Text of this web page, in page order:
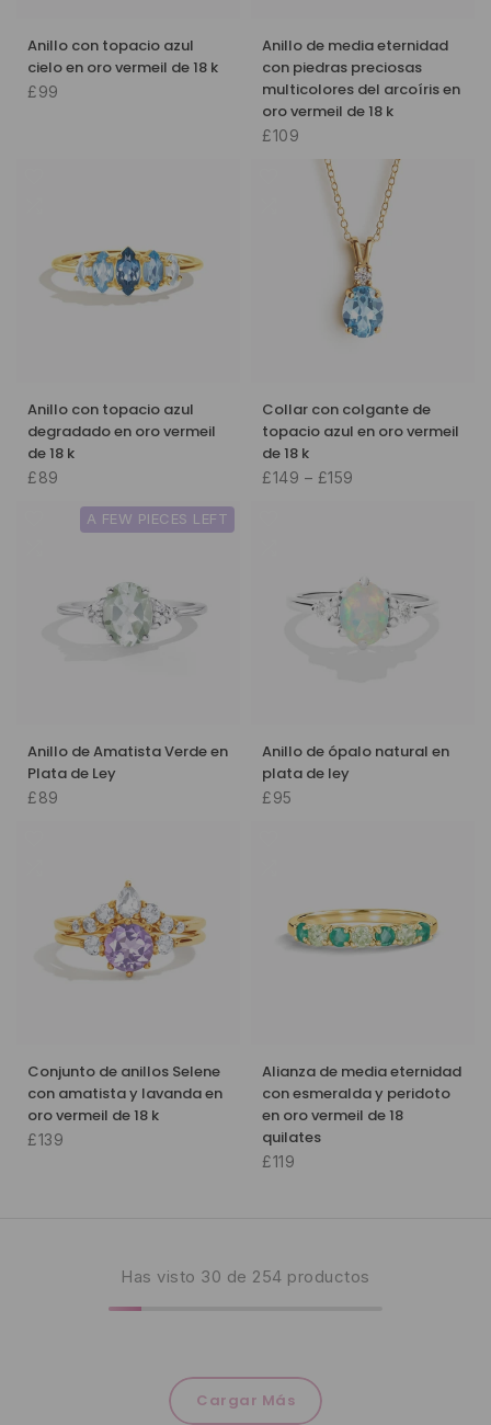
Anillo con topacio azul
cielo en oro vermeil de 18 k
£99
Anillo de media eternidad
con piedras preciosas
multicolores del arcoíris en
oro vermeil de 18 k
£109
Anillo con topacio azul
degradado en oro vermeil
de 18 k
£89
Collar con colgante de
topacio azul en oro vermeil
de 18 k
£149 – £159
A FEW PIECES LEFT
Anillo de Amatista Verde en
Plata de Ley
£89
Anillo de ópalo natural en
plata de ley
£95
Conjunto de anillos Selene
con amatista y lavanda en
oro vermeil de 18 k
£139
Alianza de media eternidad
con esmeralda y peridoto
en oro vermeil de 18
quilates
£119
Has visto 30 de 254 productos
Cargar Más